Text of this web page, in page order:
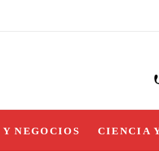
NEGOCIOS CIENCIA